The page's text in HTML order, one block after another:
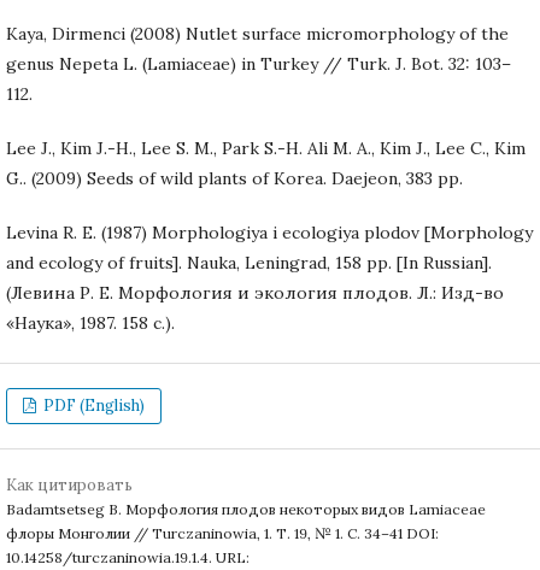
Kaya, Dirmenci (2008) Nutlet surface micromorphology of the
genus Nepeta L. (Lamiaceae) in Turkey // Turk. J. Bot. 32: 103–
112.
Lee J., Kim J.-H., Lee S. M., Park S.-H. Ali M. A., Kim J., Lee C., Kim
G.. (2009) Seeds of wild plants of Korea. Daejeon, 383 pp.
Levina R. E. (1987) Morphologiya i ecologiya plodov [Morphology
and ecology of fruits]. Nauka, Leningrad, 158 pp. [In Russian].
(Левина Р. Е. Морфология и экология плодов. Л.: Изд-во
«Наука», 1987. 158 c.).
PDF (English)
Как цитировать
Badamtsetseg B. Морфология плодов некоторых видов Lamiaceae
флоры Монголии // Turczaninowia, 1. Т. 19, № 1. С. 34–41 DOI:
10.14258/turczaninowia.19.1.4. URL: